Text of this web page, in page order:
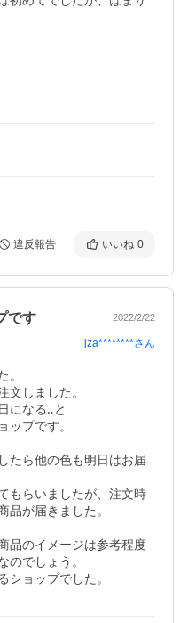
違反報告 いいね 0
です 2022/2/22
jza********さん
。
文しました。
になる‥と
ップです。
たら他の色も明日はお届
もらいましたが、注文時
品が届きました。
品のイメージは参考程度
のでしょう。
ショップでした。